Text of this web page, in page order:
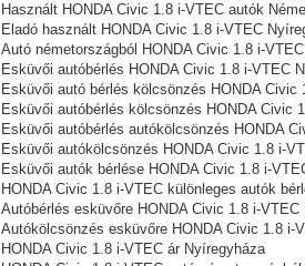
Használt HONDA Civic 1.8 i-VTEC autók
Eladó használt HONDA Civic 1.8 i-VTEC
Autó németországból HONDA Civic 1.8 i-
Esküvői autóbérlés HONDA Civic 1.8 i-VTEC
Esküvői autó bérlés kölcsönzés HONDA Civic
Esküvői autóbérlés kölcsönzés HONDA Civic
Esküvői autóbérlés autókölcsönzés HONDA
Esküvői autókölcsönzés HONDA Civic 1.8 i-
Esküvői autók bérlése HONDA Civic 1.8 i-
HONDA Civic 1.8 i-VTEC különleges autók
Autóbérlés esküvőre HONDA Civic 1.8 i-VTEC
Autókölcsönzés esküvőre HONDA Civic 1.8 i-
HONDA Civic 1.8 i-VTEC ár Nyíregyháza